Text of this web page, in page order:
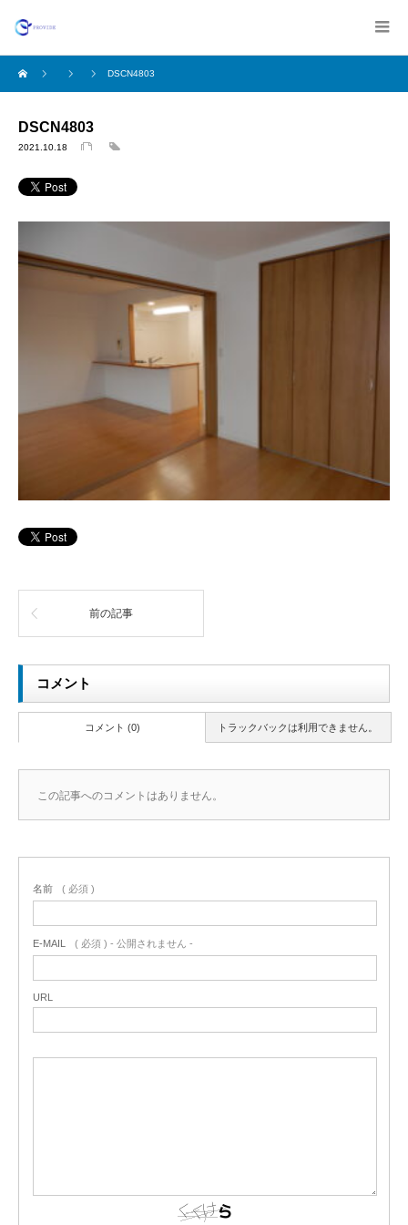
DSCN4803
DSCN4803
2021.10.18
前の記事
コメント
トラックバックは利用できません。
コメント (0)
この記事へのコメントはありません。
名前 ( 必須 )
E-MAIL ( 必須 ) - 公開されません -
URL